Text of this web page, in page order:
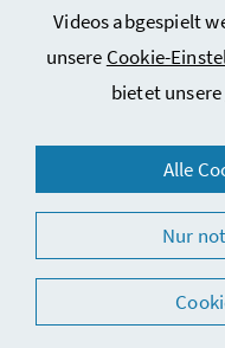
Videos abgespielt
unsere Cookie-
bietet unsere
Alle
Nur
© 2026
Pflege